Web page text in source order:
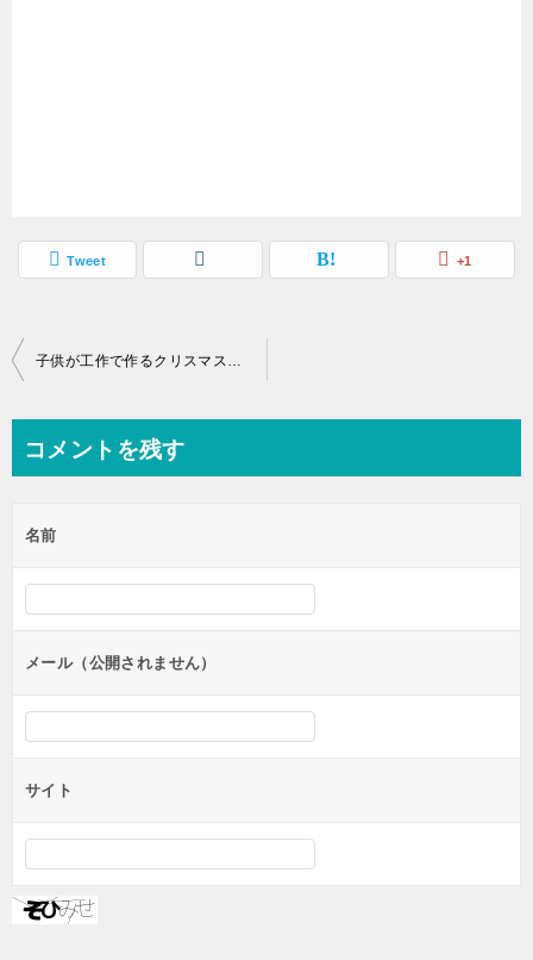
Tweet +1
投
ビ
ー
シ
ン
子供が工作で作るクリスマスカード 簡単に飛び出す仕組みを！
コメントを残す
名前
メール（公開されません）
サイト